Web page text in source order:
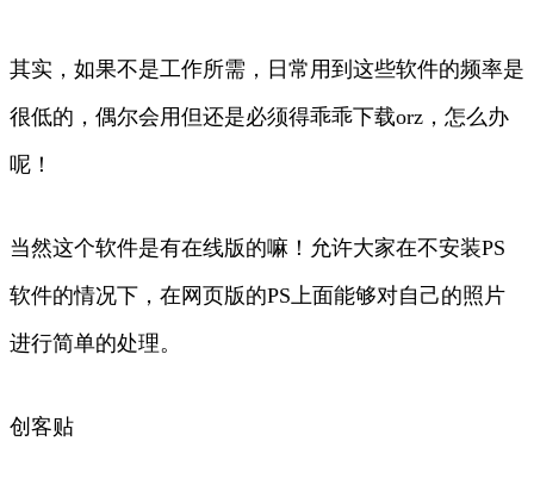
其实，如果不是工作所需，日常用到这些软件的频率是
很低的，偶尔会用但还是必须得乖乖下载orz，怎么办
呢！
当然这个软件是有在线版的嘛！允许大家在不安装PS
软件的情况下，在网页版的PS上面能够对自己的照片
进行简单的处理。
创客贴